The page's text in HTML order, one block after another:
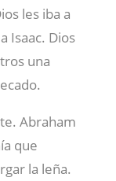
les iba a
Isaac. Dios
una
Abraham
que
la leña.